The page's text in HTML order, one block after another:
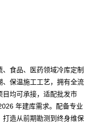
食品、医药领域冷库定制
保温施工工艺，拥有全流
均可承接，适配批发市
年建库需求。配备专业
打造从前期勘测到终身维保